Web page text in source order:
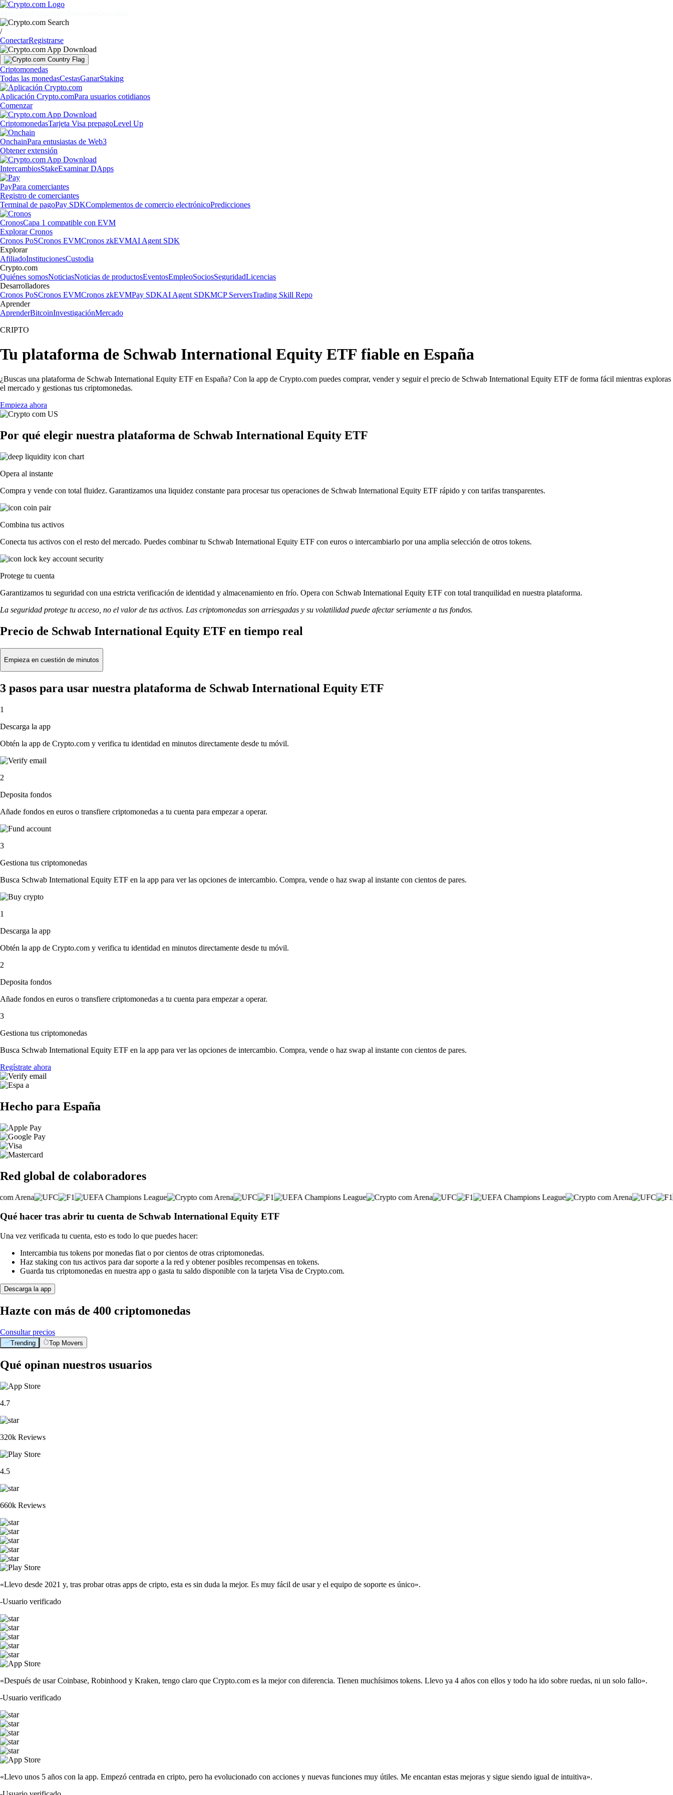
/
ConectarRegistrarse
Criptomonedas
Todas las monedasCestasGanarStaking
Aplicación Crypto.comPara usuarios cotidianos
Comenzar
CriptomonedasTarjeta Visa prepagoLevel Up
OnchainPara entusiastas de Web3
Obtener extensión
IntercambiosStakeExaminar DApps
PayPara comerciantes
Registro de comerciantes
Terminal de pagoPay SDKComplementos de comercio electrónicoPredicciones
CronosCapa 1 compatible con EVM
Explorar Cronos
Cronos PoSCronos EVMCronos zkEVMAI Agent SDK
Explorar
AfiliadoInstitucionesCustodia
Crypto.com
Quiénes somosNoticiasNoticias de productosEventosEmpleoSociosSeguridadLicencias
Desarrolladores
Cronos PoSCronos EVMCronos zkEVMPay SDKAI Agent SDKMCP ServersTrading Skill Repo
Aprender
AprenderBitcoinInvestigaciónMercado
CRIPTO
Tu plataforma de Schwab International Equity ETF fiable en España
¿Buscas una plataforma de Schwab International Equity ETF en España? Con la app de Crypto.com puedes comprar, vender y seguir el precio de Schwab International Equity ETF de forma fácil mientras exploras
el mercado y gestionas tus criptomonedas.
Empieza ahora
Por qué elegir nuestra plataforma de Schwab International Equity ETF
Opera al instante
Compra y vende con total fluidez. Garantizamos una liquidez constante para procesar tus operaciones de Schwab International Equity ETF rápido y con tarifas transparentes.
Combina tus activos
Conecta tus activos con el resto del mercado. Puedes combinar tu Schwab International Equity ETF con euros o intercambiarlo por una amplia selección de otros tokens.
Protege tu cuenta
Garantizamos tu seguridad con una estricta verificación de identidad y almacenamiento en frío. Opera con Schwab International Equity ETF con total tranquilidad en nuestra plataforma.
La seguridad protege tu acceso, no el valor de tus activos. Las criptomonedas son arriesgadas y su volatilidad puede afectar seriamente a tus fondos.
Precio de Schwab International Equity ETF en tiempo real
Empieza en cuestión de minutos
3 pasos para usar nuestra plataforma de Schwab International Equity ETF
1
Descarga la app
Obtén la app de Crypto.com y verifica tu identidad en minutos directamente desde tu móvil.
2
Deposita fondos
Añade fondos en euros o transfiere criptomonedas a tu cuenta para empezar a operar.
3
Gestiona tus criptomonedas
Busca Schwab International Equity ETF en la app para ver las opciones de intercambio. Compra, vende o haz swap al instante con cientos de pares.
1
Descarga la app
Obtén la app de Crypto.com y verifica tu identidad en minutos directamente desde tu móvil.
2
Deposita fondos
Añade fondos en euros o transfiere criptomonedas a tu cuenta para empezar a operar.
3
Gestiona tus criptomonedas
Busca Schwab International Equity ETF en la app para ver las opciones de intercambio. Compra, vende o haz swap al instante con cientos de pares.
Regístrate ahora
Hecho para España
Red global de colaboradores
Qué hacer tras abrir tu cuenta de Schwab International Equity ETF
Una vez verificada tu cuenta, esto es todo lo que puedes hacer:
Intercambia tus tokens por monedas fiat o por cientos de otras criptomonedas.
Haz staking con tus activos para dar soporte a la red y obtener posibles recompensas en tokens.
Guarda tus criptomonedas en nuestra app o gasta tu saldo disponible con la tarjeta Visa de Crypto.com.
Descarga la app
Hazte con más de 400 criptomonedas
Consultar precios
Trending Top Movers
Qué opinan nuestros usuarios
4.7
320k Reviews
4.5
660k Reviews
«Llevo desde 2021 y, tras probar otras apps de cripto, esta es sin duda la mejor. Es muy fácil de usar y el equipo de soporte es único».
-Usuario verificado
«Después de usar Coinbase, Robinhood y Kraken, tengo claro que Crypto.com es la mejor con diferencia. Tienen muchísimos tokens. Llevo ya 4 años con ellos y todo ha ido sobre ruedas, ni un solo fallo».
-Usuario verificado
«Llevo unos 5 años con la app. Empezó centrada en cripto, pero ha evolucionado con acciones y nuevas funciones muy útiles. Me encantan estas mejoras y sigue siendo igual de intuitiva».